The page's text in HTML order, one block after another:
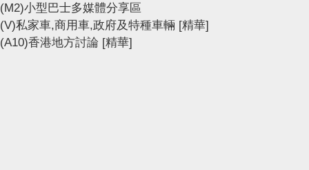
(M2)小型巴士多媒體分享區
(V)私家車,商用車,政府及特種車輛 [精華]
(A10)香港地方討論 [精華]